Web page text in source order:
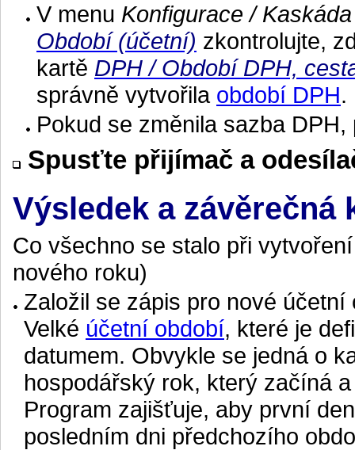
V menu Konfigurace /
Období (účetní) zkontrolujte,
kartě DPH / Období DPH,
správně vytvořila období DPH.
Pokud se změnila sazba
Spusťte přijímač a
Výsledek a závěrečná
Co všechno se stalo při
nového roku)
Založil se zápis pro nové účetní
Velké účetní období, které je
datumem. Obvykle se jedná o
hospodářský rok, který začíná
Program zajišťuje, aby první
posledním dni předchozího